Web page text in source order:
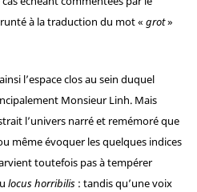
à la traduction du mot « grot»
l’espace clos au sein duquel
Monsieur Linh. Mais
l’univers narré et remémoré que
même évoquer les quelques indices
toutefois pas à tempérer
locus horribilis: tandis qu’une voix